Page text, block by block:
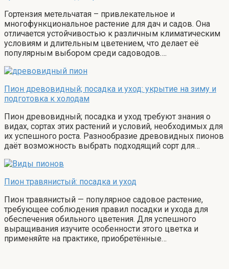
Гортензия метельчатая – привлекательное и
многофункциональное растение для дач и садов. Она
отличается устойчивостью к различным климатическим
условиям и длительным цветением, что делает её
популярным выбором среди садоводов….
Пион древовидный; посадка и уход: укрытие на зиму и
подготовка к холодам
Пион древовидный; посадка и уход требуют знания о
видах, сортах этих растений и условий, необходимых для
их успешного роста. Разнообразие древовидных пионов
даёт возможность выбрать подходящий сорт для…
Пион травянистый: посадка и уход
Пион травянистый — популярное садовое растение,
требующее соблюдения правил посадки и ухода для
обеспечения обильного цветения. Для успешного
выращивания изучите особенности этого цветка и
применяйте на практике, приобретённые…